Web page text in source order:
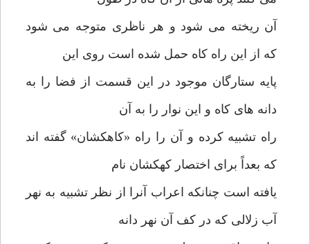
آن ریخته می شود و هر ناظری متوجه می شود
که از این راه کاه حمل شده است روی این
پایه ستارگان موجود در این قسمت از فضا را به
دانه های کاه و این نوار را به آن
راه تشبیه کرده و آن را راه «کاهکشان» گفته اند
که بعداً برای اختصار کهکشان نام
یافته است چنانکه اعراب آنرا از نظر تشبیه به نهر
آب زلالی که در کف آن نهر دانه